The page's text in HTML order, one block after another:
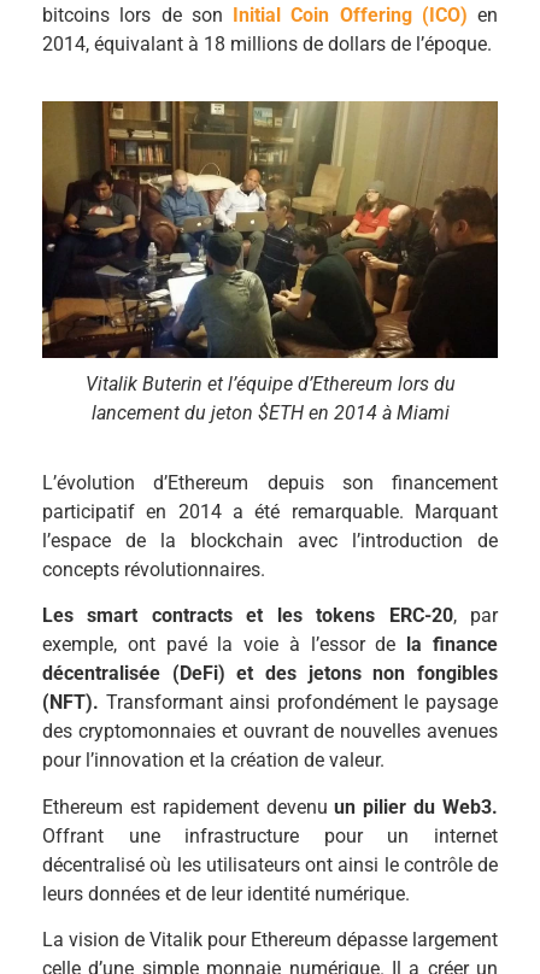
bitcoins lors de son
Initial Coin Offering (ICO) en
2014, équivalant à 18 millions de dollars de l’époque.
Vitalik Buterin et l’équipe d’Ethereum lors du
lancement du jeton $ETH en 2014 à Miami
L’évolution d’Ethereum depuis son financement
participatif en 2014 a été remarquable. Marquant
l’espace de la blockchain avec l’introduction de
concepts révolutionnaires.
Les smart contracts et les tokens ERC-20, par
exemple, ont pavé la voie à l’essor de
la finance
décentralisée (DeFi) et des jetons non fongibles
(NFT). Transformant ainsi profondément le paysage
des cryptomonnaies et ouvrant de nouvelles avenues
pour l’innovation et la création de valeur.
Ethereum est rapidement devenuun pilier du Web3.
Offrant une infrastructure pour un internet
décentralisé où les utilisateurs ont ainsi le contrôle de
leurs données et de leur identité numérique.
La vision de Vitalik pour Ethereum dépasse largement
celle d’une simple monnaie numérique. Il a créer un